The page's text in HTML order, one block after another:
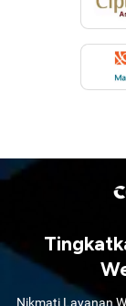
Nikmati Layanan